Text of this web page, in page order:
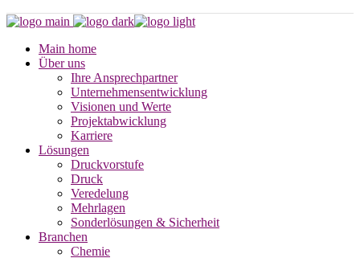
Main home
Über uns
Ihre Ansprechpartner
Unternehmensentwicklung
Visionen und Werte
Projektabwicklung
Karriere
Lösungen
Druckvorstufe
Druck
Veredelung
Mehrlagen
Sonderlösungen & Sicherheit
Branchen
Chemie